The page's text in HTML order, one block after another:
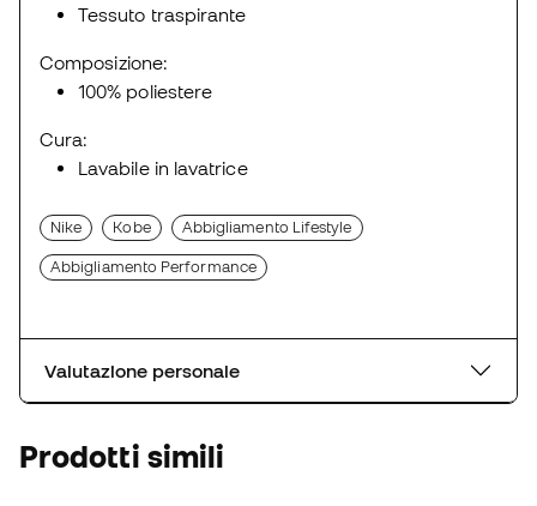
Tessuto traspirante
Composizione:
100% poliestere
Cura:
Lavabile in lavatrice
Nike Kobe Abbigliamento Lifestyle
Abbigliamento Performance
Valutazione personale
Prodotti simili